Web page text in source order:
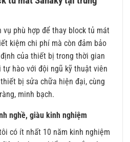
vụ phù hợp để thay block tủ mát
kiệm chi phí mà còn đảm bảo
của thiết bị trong thời gian
tự hào với đội ngũ kỹ thuật viên
bị sửa chữa hiện đại, cùng
minh bạch.
nghề, giàu kinh nghiệm
có ít nhất 10 năm kinh nghiệm